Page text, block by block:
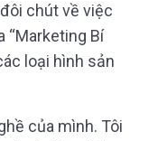
chút về việc
“Marketing Bí
loại hình sản
của mình. Tôi